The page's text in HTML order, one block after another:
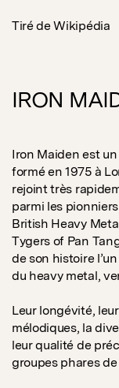
Tiré de Wikipédia
IRON
Iron Maiden est
formé en 1975 à
rejoint très
parmi les
British Heavy
Tygers of Pan
de son histoire
du heavy metal,
Leur longévité,
mélodiques, la
leur qualité de
groupes phares